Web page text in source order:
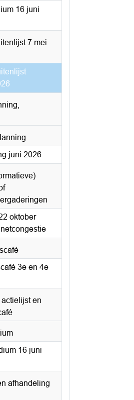
16 juni
7 mei
juni 2026
oktober
3e en 4e
en
16 juni
afhandeling